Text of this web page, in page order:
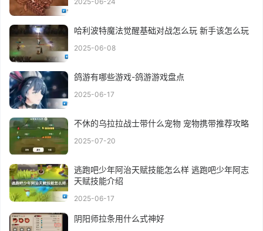
哈利波特魔法觉醒基础对战怎么玩 新手该怎么玩
2025-06-08
鸽游有哪些游戏-鸽游游戏盘点
2025-06-17
不休的乌拉拉战士带什么宠物 宠物携带推荐攻略
2025-07-20
逃跑吧少年阿治天赋技能怎么样 逃跑吧少年阿志
天赋技能介绍
2025-06-17
阴阳师拉条用什么式神好